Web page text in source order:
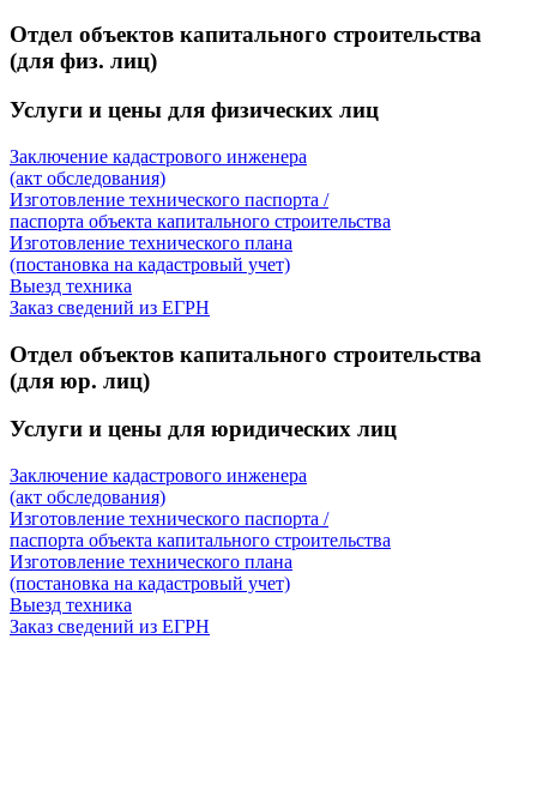
Отдел объектов капитального строительства
(для физ. лиц)
Услуги и цены для физических лиц
Заключение кадастрового инженера
(акт обследования)
Изготовление технического паспорта /
паспорта объекта капитального строительства
Изготовление технического плана
(постановка на кадастровый учет)
Выезд техника
Заказ сведений из ЕГРН
Отдел объектов капитального строительства
(для юр. лиц)
Услуги и цены для юридических лиц
Заключение кадастрового инженера
(акт обследования)
Изготовление технического паспорта /
паспорта объекта капитального строительства
Изготовление технического плана
(постановка на кадастровый учет)
Выезд техника
Заказ сведений из ЕГРН